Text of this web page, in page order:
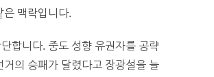
은 맥락입니다.
합니다. 중도 성향 유권자를 공략
거의 승패가 달렸다고 장광설을 늘